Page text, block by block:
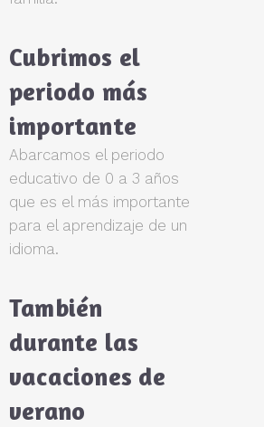
Cubrimos el
periodo más
importante
Abarcamos el periodo
educativo de 0 a 3 años
que es el más importante
para el aprendizaje de un
idioma.
También
durante las
vacaciones de
verano